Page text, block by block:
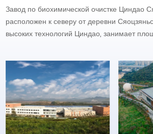
Завод по биохимической очистке Циндао
расположен к северу от деревни
высоких технологий Циндао, занимает